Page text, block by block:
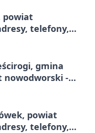
powiat
telefony,
gmina
nowodworski -
powiat
telefony,